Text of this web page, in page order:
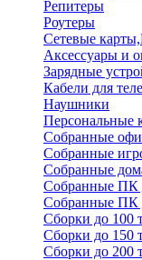
Репитеры
Роутеры
Сетевые
Аксессуары и
Зарядные
Кабели для
Наушники
Персональные
Собранные
Собранные
Собранные
Собранные ПК
Собранные ПК
Сборки до 100
Сборки до 150
Сборки до 200